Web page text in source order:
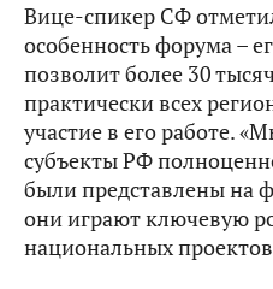
Вице-спикер СФ
особенность форума –
позволит более 30
практически всех
участие в его работе.
субъекты РФ
были представлены на
они играют ключевую
национальных